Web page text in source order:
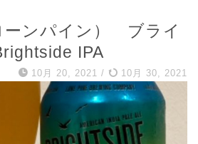
ーンパイン） ブライ
IPA
10月 20, 2021 / 10月 30, 2021